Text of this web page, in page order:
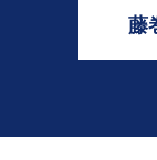
藤